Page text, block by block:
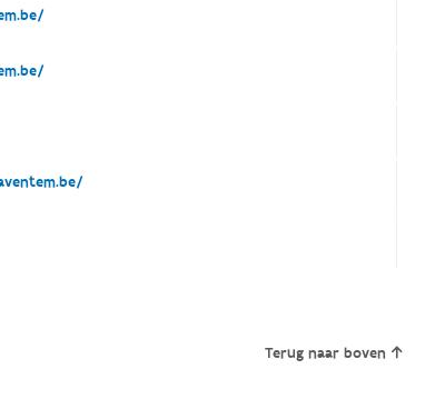
Terug naar boven